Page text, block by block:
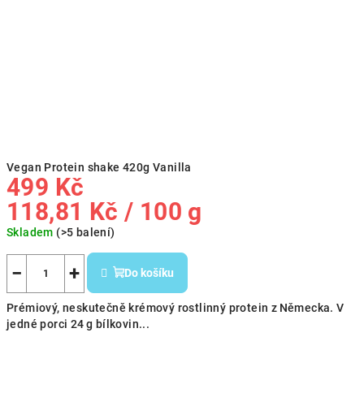
Vegan Protein shake 420g Vanilla
499 Kč
Měrná
cena:
118,81 Kč / 100 g
Skladem (>5 balení)
+
− Do košíku
Prémiový, neskutečně krémový rostlinný protein z Německa. V
jedné porci 24 g bílkovin...